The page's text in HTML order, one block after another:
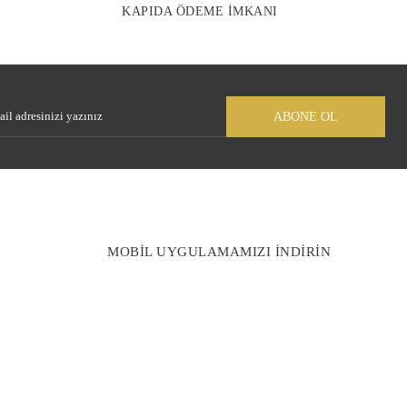
KAPIDA ÖDEME İMKANI
ABONE OL
MOBİL UYGULAMAMIZI İNDİRİN